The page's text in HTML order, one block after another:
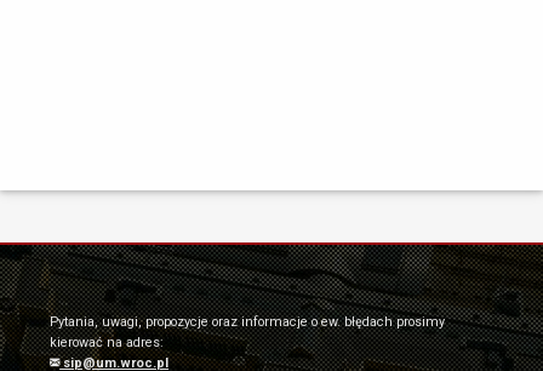
Pytania, uwagi, propozycje oraz informacje o ew. błędach prosimy
kierować na adres:
sip@um.wroc.pl